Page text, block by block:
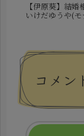
【伊原葵】結婚
いけだゆうや(モ
コメン